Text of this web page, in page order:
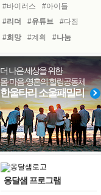
꿈이 실제가 되는 것
'말 타는 법'을 먼저
졸업식 사진을 보며
극심한 변비, 어깨결림, 수면 장애
아픈 아버지를 위한 공간 설계
슬럼프
보고 싶은 어머니
못된 꼰대들
#바이러스
#아이들
#리더
#유튜브
#다짐
#희망
#계획
#나눔
#선택
#도움
#삶
#면역력
#친구
#명상
#건강
#사람
#경험
#링컨학교
#위기
#독서캠프
#독서
더 나은 세상을 위한
몸·마음·영혼의 힐링공동체
한울타리 소울패밀리
옹달샘 프로그램